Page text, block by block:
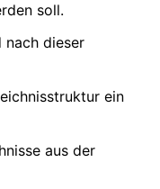
soll.
nach dieser
ein
aus der